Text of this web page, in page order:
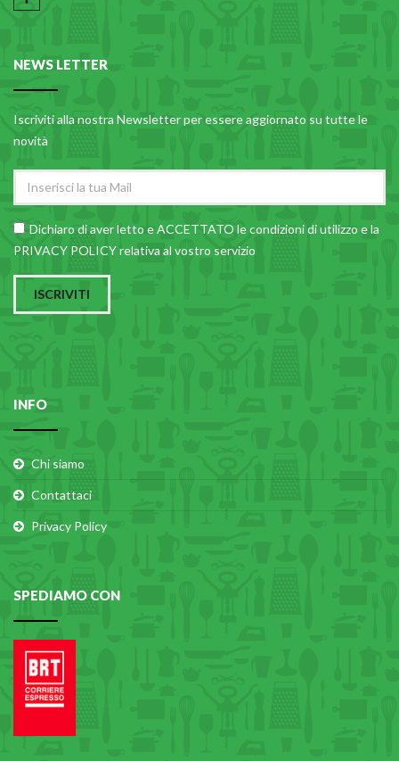
NEWS LETTER
Iscriviti alla nostra Newsletter per essere aggiornato su tutte le
novità
Dichiaro di aver letto e ACCETTATO lecondizioni di utilizzo e la
PRIVACY POLICY relativa al vostro servizio
ISCRIVITI
INFO
Chi siamo
Contattaci
Privacy Policy
SPEDIAMO CON